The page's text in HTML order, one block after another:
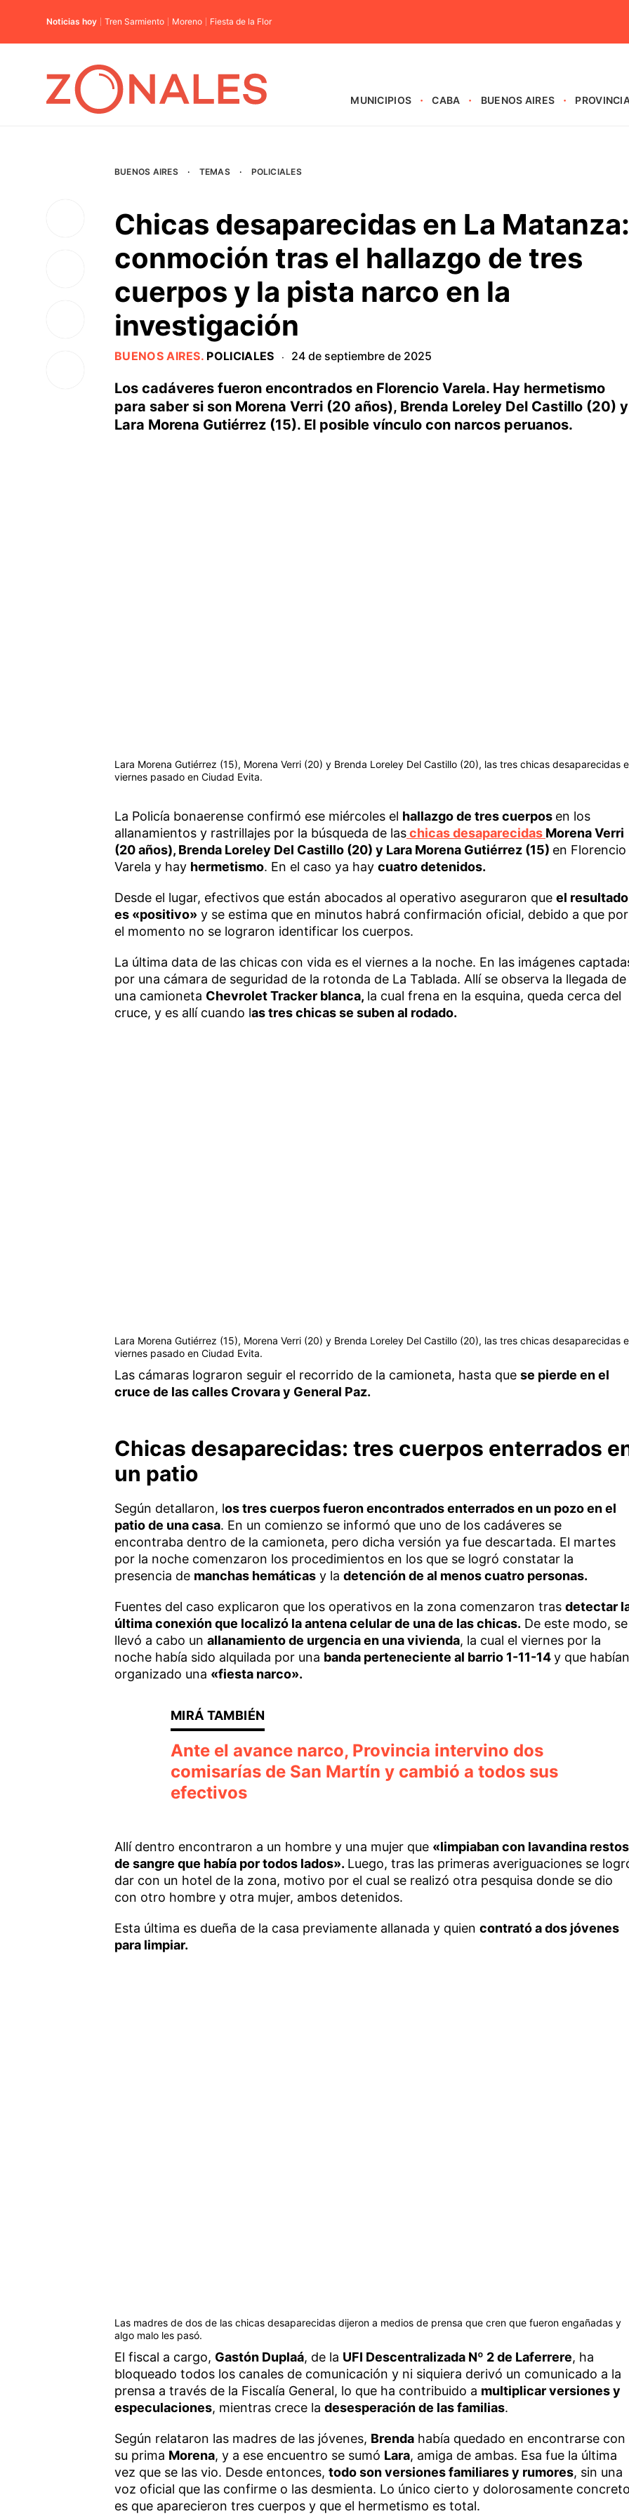
Noticias hoy Tren Sarmiento Moreno Fiesta de la Flor
MUNICIPIOS CABA BUENOS AIRES
BUENOS AIRES · TEMAS · POLICIALES
Chicas desaparecidas en La Matanza:
conmoción tras el hallazgo de tres
cuerpos y la pista narco en la
investigación
BUENOS AIRES. POLICIALES · 24 de septiembre de 2025
Los cadáveres fueron encontrados en Florencio Varela. Hay hermetismo
para saber si son Morena Verri (20 años), Brenda Loreley Del Castillo (20) y
Lara Morena Gutiérrez (15). El posible vínculo con narcos peruanos.
Lara Morena Gutiérrez (15), Morena Verri (20) y Brenda Loreley Del Castillo (20), las tres chicas desaparecidas
viernes pasado en Ciudad Evita.
La Policía bonaerense confirmó ese miércoles el hallazgo de tres cuerpos en los
allanamientos y rastrillajes por la búsqueda de laschicas desaparecidas Morena Verri
(20 años), Brenda Loreley Del Castillo (20) y Lara Morena Gutiérrez (15) en Florencio
Varela y hay hermetismo. En el caso ya hay cuatro detenidos.
Desde el lugar, efectivos que están abocados al operativo aseguraron que el resultado
es «positivo»y se estima que en minutos habrá confirmación oficial, debido a que por
el momento no se lograron identificar los cuerpos.
La última data de las chicas con vida es el viernes a la noche. En las imágenes
por una cámara de seguridad de la rotonda de La Tablada. Allí se observa la llegada de
una camioneta Chevrolet Tracker blanca, la cual frena en la esquina, queda cerca del
cruce, y es allí cuando las tres chicas se suben al rodado.
Lara Morena Gutiérrez (15), Morena Verri (20) y Brenda Loreley Del Castillo (20), las tres chicas desaparecidas
viernes pasado en Ciudad Evita.
Las cámaras lograron seguir el recorrido de la camioneta, hasta que se pierde en el
cruce de las calles Crovara y General Paz.
Chicas desaparecidas: tres cuerpos enterrados
un patio
Según detallaron, los tres cuerpos fueron encontrados enterrados en un pozo en el
patio de una casa. En un comienzo se informó que uno de los cadáveres se
encontraba dentro de la camioneta, pero dicha versión ya fue descartada. El martes
por la noche comenzaron los procedimientos en los que se logró constatar la
presencia de manchas hemáticasy la detención de al menos cuatro personas.
Fuentes del caso explicaron que los operativos en la zona comenzaron tras detectar
última conexión que localizó la antena celular de una de las chicas. De este modo, se
llevó a cabo un allanamiento de urgencia en una vivienda, la cual el viernes por la
noche había sido alquilada por una banda perteneciente al barrio 1-11-14y que habían
organizado una «fiesta narco».
Ante el avance narco, Provincia intervino dos
comisarías de San Martín y cambió a todos sus
efectivos
Allí dentro encontraron a un hombre y una mujer que «limpiaban con lavandina restos
de sangre que había por todos lados». Luego, tras las primeras averiguaciones se
dar con un hotel de la zona, motivo por el cual se realizó otra pesquisa donde se dio
con otro hombre y otra mujer, ambos detenidos.
Esta última es dueña de la casa previamente allanada y quien contrató a dos jóvenes
para limpiar.
Las madres de dos de las chicas desaparecidas dijeron a medios de prensa que cren que fueron engañadas y
algo malo les pasó.
El fiscal a cargo, Gastón Duplaá, de la UFI Descentralizada Nº 2 de Laferrere, ha
bloqueado todos los canales de comunicación y ni siquiera derivó un comunicado a la
prensa a través de la Fiscalía General, lo que ha contribuido a multiplicar versiones y
especulaciones, mientras crece la desesperación de las familias.
Según relataron las madres de las jóvenes, Brendahabía quedado en encontrarse con
su prima Morena, y a ese encuentro se sumó Lara, amiga de ambas. Esa fue la última
vez que se las vio. Desde entonces, todo son versiones familiares y rumores, sin una
voz oficial que las confirme o las desmienta. Lo único cierto y dolorosamente concreto
es que aparecieron tres cuerpos y que el hermetismo es total.